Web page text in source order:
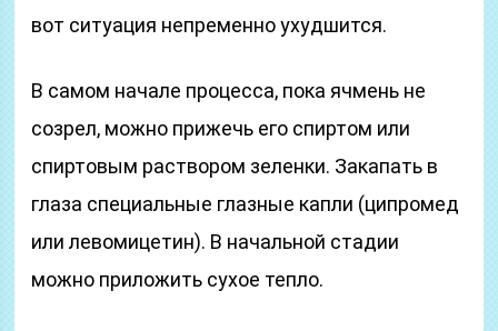
вот ситуация непременно ухудшится.
В самом начале процесса, пока ячмень не
созрел, можно прижечь его спиртом или
спиртовым раствором зеленки. Закапать в
глаза специальные глазные капли (ципромед
или левомицетин). В начальной стадии
можно приложить сухое тепло.